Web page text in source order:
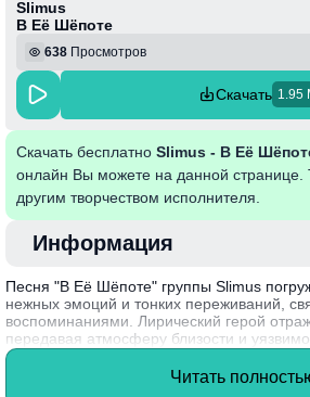
Slimus
В Её Шёпоте
638 Просмотров
Скачать 1.95
Скачать бесплатно Slimus - В Её
онлайн Вы можете на данной странице.
другим творчеством исполнителя.
Информация
Песня "В Её Шёпоте" группы Slimus
нежных эмоций и тонких переживаний,
воспоминаниями. Лирический герой
передавая атмосферу близости и
себе меланхоличные мотивы и глубокие
уникальный эмоциональный отклик. Эта
Читать